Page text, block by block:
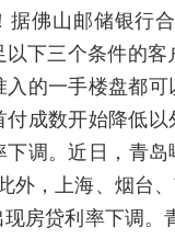
据佛山邮储银行
以下三个条件的
入的一手楼盘都
付成数开始降低
下调。近日，青
外，上海、烟台
房贷利率下调。